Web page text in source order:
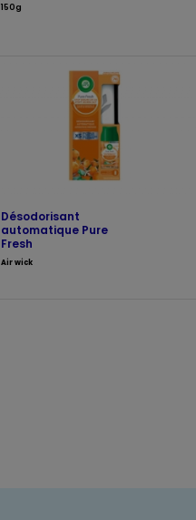
150g
Désodorisant
automatique Pure
Fresh
Air wick